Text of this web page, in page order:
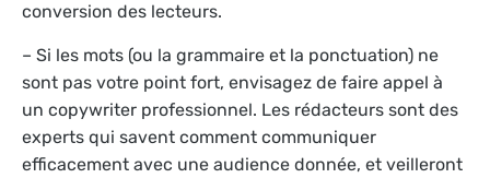
conversion des lecteurs.
– Si les mots (ou la grammaire et la ponctuation) ne
sont pas votre point fort, envisagez de faire appel à
un copywriter professionnel. Les rédacteurs sont des
experts qui savent comment communiquer
efficacement avec une audience donnée, et veilleront